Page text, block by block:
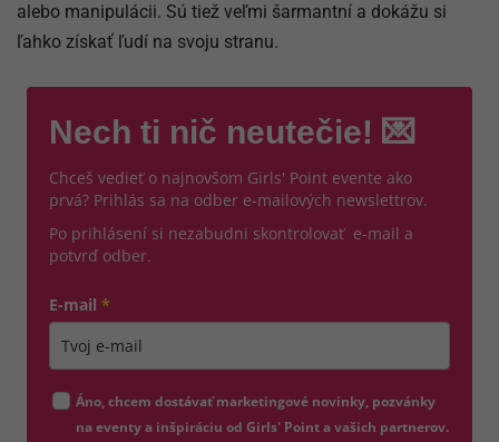
alebo manipulácii. Sú tiež veľmi šarmantní a dokážu si
ľahko získať ľudí na svoju stranu.
Nech ti nič neutečie! 💌
Chceš vedieť o najnovšom Girls' Point evente ako
prvá? Prihlás sa na odber e-mailových newslettrov.
Po prihlásení si nezabudni skontrolovať e-mail a
potvrď odber.
E-mail *
Áno, chcem dostávať marketingové novinky, pozvánky
na eventy a inšpiráciu od Girls' Point a vašich partnerov.